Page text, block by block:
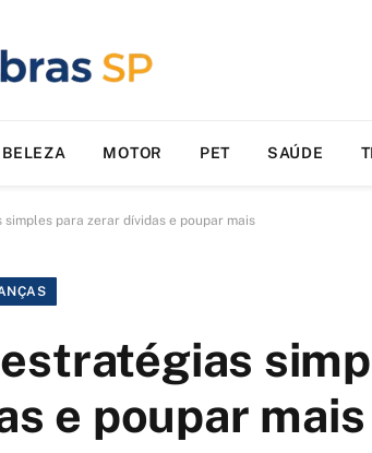
MOTOR PET SAÚDE
para zerar dívidas e poupar mais
e poupar mais